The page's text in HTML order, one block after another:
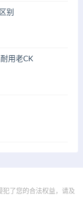
别
用老CK
犯了您的合法权益，请及